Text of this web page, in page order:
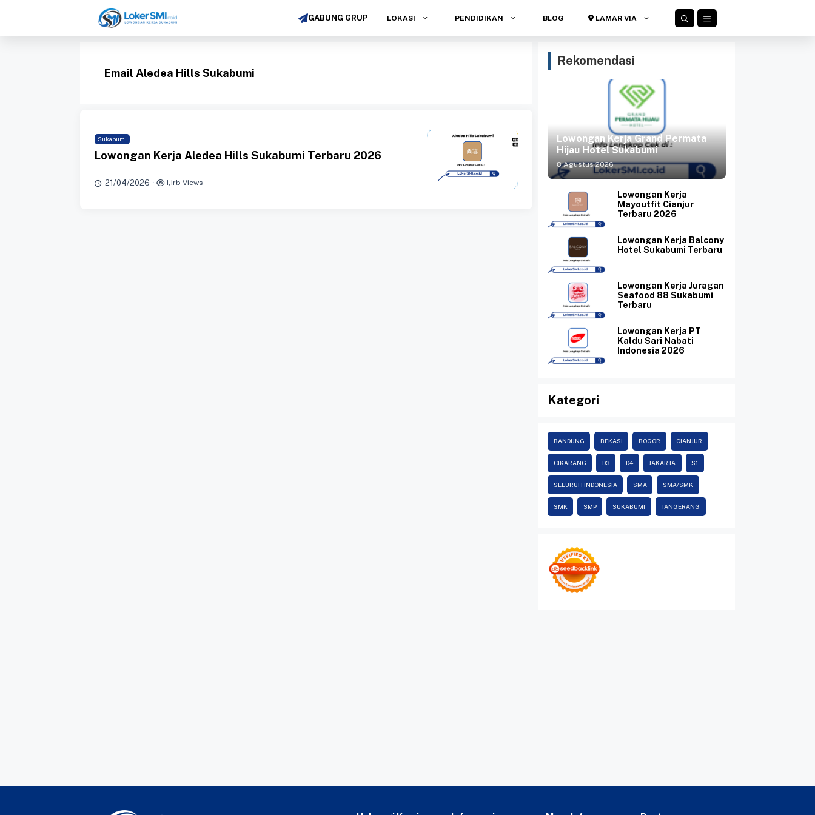
isi
GABUNG GRUP LOKASI PENDIDIKAN BLOG LAMAR VIA
Email Aledea Hills Sukabumi
Sukabumi
Lowongan Kerja Aledea Hills Sukabumi Terbaru 2026
21/04/2026 · 1,1rb Views
Rekomendasi
Lowongan Kerja Grand Permata
Hijau Hotel Sukabumi
8 Agustus 2026
Lowongan Kerja
Mayoutfit Cianjur
Terbaru 2026
Lowongan Kerja Balcony
Hotel Sukabumi Terbaru
Lowongan Kerja Juragan
Seafood 88 Sukabumi
Terbaru
Lowongan Kerja PT
Kaldu Sari Nabati
Indonesia 2026
Kategori
BANDUNG BEKASI BOGOR CIANJUR
CIKARANG D3 D4 JAKARTA S1
SELURUH INDONESIA SMA SMA/SMK
SMK SMP SUKABUMI TANGERANG